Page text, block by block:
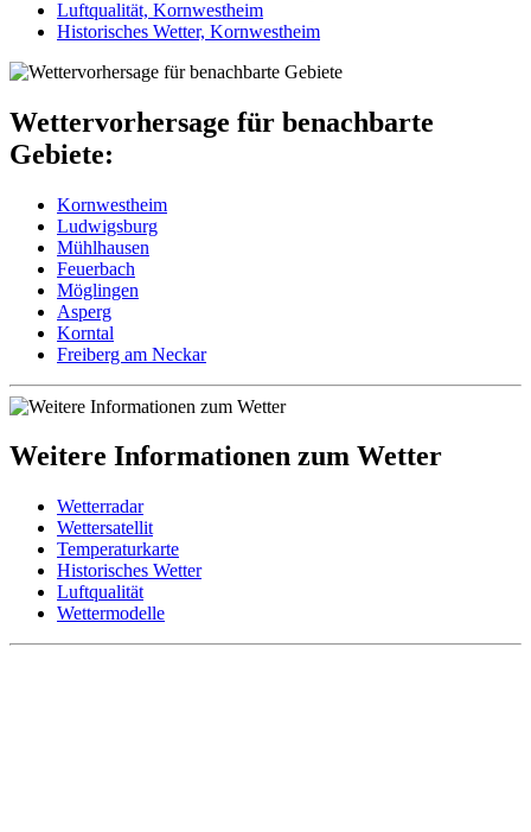
Luftqualität, Kornwestheim
Historisches Wetter, Kornwestheim
Wettervorhersage für benachbarte
Gebiete:
Kornwestheim
Ludwigsburg
Mühlhausen
Feuerbach
Möglingen
Asperg
Korntal
Freiberg am Neckar
Weitere Informationen zum Wetter
Wetterradar
Wettersatellit
Temperaturkarte
Historisches Wetter
Luftqualität
Wettermodelle